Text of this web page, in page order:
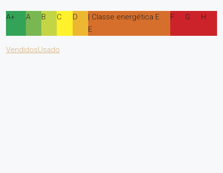
A+ A B C D
| Classe energética E
E
F G H
VendidosUsado